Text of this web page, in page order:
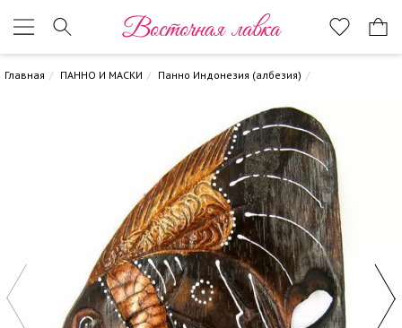
Восточная лавка
Главная ПАННО И МАСКИ Панно Индонезия (албезия)